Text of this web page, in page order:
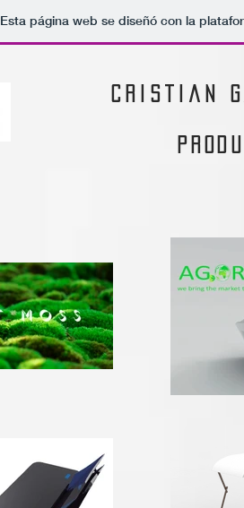
Esta página web se diseñó con la
cristian